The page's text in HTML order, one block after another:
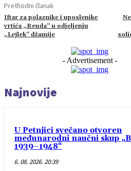
Prethodni članak
Iftar za polaznike i uposlenike
vrtića „Reuda“ u odjeljenju
„Lejlek“ džamije
- Advertisement -
Najnovije
U Petnjici svečano otvoren
međunarodni naučni skup
1939–1948“
6. 08. 2026. 20:39